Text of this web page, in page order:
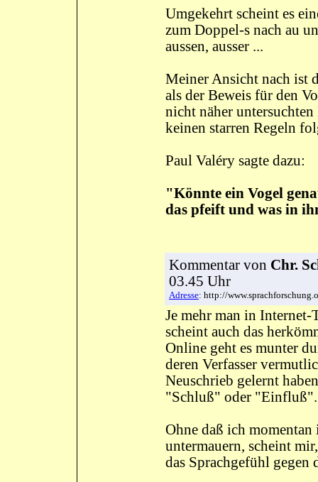
Umgekehrt scheint es
zum Doppel-s nach au
aussen, ausser ...
Meiner Ansicht nach ist
als der Beweis für den
nicht näher
keinen starren Regeln
Paul Valéry sagte dazu:
"Könnte ein Vogel
das pfeift und was in
Kommentar von Chr.
03.45 Uhr
Adresse: http://
Je mehr man in
scheint auch das
Online geht es munter
deren Verfasser
Neuschrieb gelernt
"Schluß" oder "Einfluß".
Ohne daß ich momentan
untermauern, scheint
das Sprachgefühl gegen